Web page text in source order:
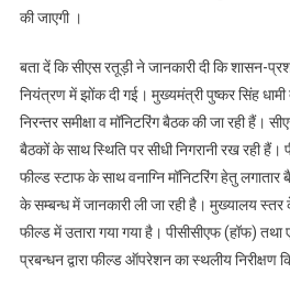
की जाएगी ।
बता दें कि सीएस रतूड़ी ने जानकारी दी कि शासन-
नियंत्रण में झोंक दी गई। मुख्यमंत्री पुष्कर सिंह धामी
निरन्तर समीक्षा व मॉनिटरिंग बैठक की जा रही हैं।
बैठकों के साथ स्थिति पर सीधी निगरानी रख रही हैं।
फील्ड स्टाफ के साथ वनाग्नि मॉनिटरिंग हेतु
के सम्बन्ध में जानकारी ली जा रही है। मुख्यालय स्तर
फील्ड में उतारा गया गया है। पीसीसीएफ (हॉफ) तथा
प्रबन्धन द्वारा फील्ड ऑपरेशन का स्थलीय निरीक्षण